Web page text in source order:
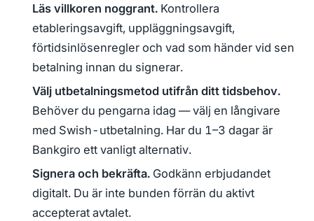
Läs villkoren noggrant. Kontrollera
etableringsavgift, uppläggningsavgift,
förtidsinlösenregler och vad som händer vid sen
betalning innan du signerar.
Välj utbetalningsmetod utifrån ditt tidsbehov.
Behöver du pengarna idag — välj en långivare
med Swish-utbetalning. Har du 1–3 dagar är
Bankgiro ett vanligt alternativ.
Signera och bekräfta. Godkänn erbjudandet
digitalt. Du är inte bunden förrän du aktivt
accepterat avtalet.